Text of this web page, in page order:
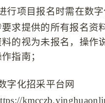
行项目报名时需在数
要求提供的所有报名资
的视为未报名，操作
指南；
字化招采平台 网